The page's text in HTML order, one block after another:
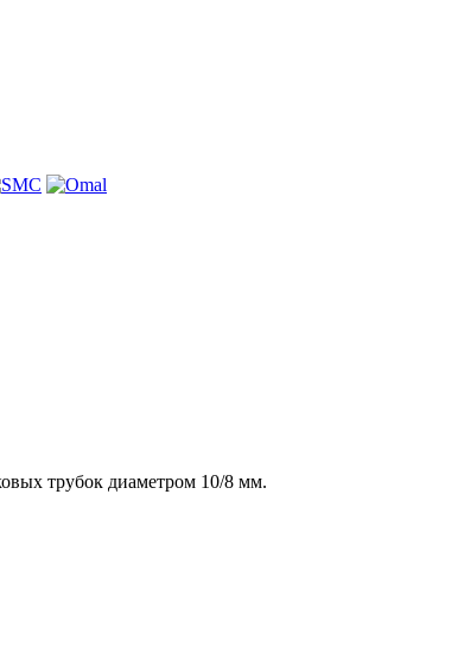
трубок диаметром 10/8 мм.